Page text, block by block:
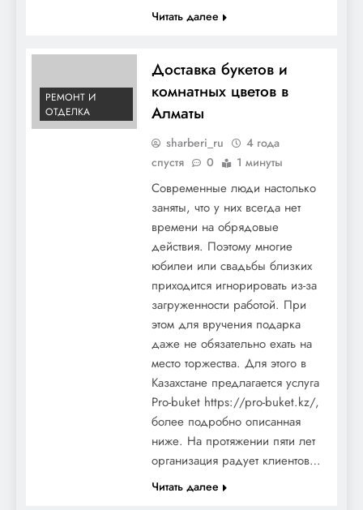
Читать далее
РЕМОНТ И
ОТДЕЛКА
Доставка букетов и
комнатных цветов в
Алматы
sharberi_ru
4 года
спустя
0 1 минуты
Современные люди настолько
заняты, что у них всегда нет
времени на обрядовые
действия. Поэтому многие
юбилеи или свадьбы близких
приходится игнорировать из-за
загруженности работой. При
этом для вручения подарка
даже не обязательно ехать на
место торжества. Для этого в
Казахстане предлагается услуга
Pro-buket https://pro-buket.kz/,
более подробно описанная
ниже. На протяжении пяти лет
организация радует клиентов…
Читать далее